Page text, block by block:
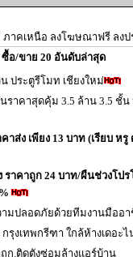
ภาคเหนือ ลงโฆษณาฟรี ลงป
ซื้อ/ขาย 20 อันดับล่าสุด
ประตูรีโมท เชียงใหม่
ราคาสุดคุ้ม 3.5 ล้าน 3.5 ชั้
ส่ง เพียง 13 บาท (เรียบ หรู
าคาถูก 24 บาท/ผืนช่วงโป
มปลอดภัยด้วยทีมงานมืออ
รุงเทพกรีฑา ใกล้ห้างเดอะไ
ก.ติดตังซ่อมล้างแอร์บ้าน